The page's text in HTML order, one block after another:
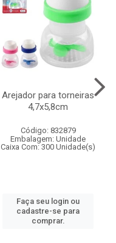
Arejador para torneiras
4,7x5,8cm
Código: 832879
Embalagem: Unidade
Caixa Com: 300 Unidade(s)
Faça seu login ou
cadastre-se para
comprar.